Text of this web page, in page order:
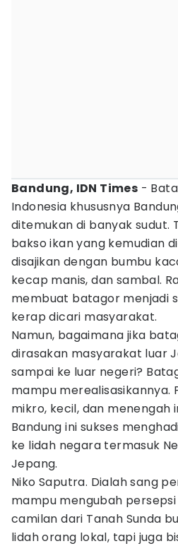
Bandung, IDN Times -
Indonesia khususnya
ditemukan di banyak sudut.
bakso ikan yang kemudian
disajikan dengan bumbu
kecap manis, dan sambal.
membuat batagor menjadi
kerap dicari masyarakat.
Namun, bagaimana jika
dirasakan masyarakat luar
sampai ke luar negeri?
mampu merealisasikannya.
mikro, kecil, dan menengah
Bandung ini sukses
ke lidah negara termasuk
Jepang.
Niko Saputra. Dialah sang
mampu mengubah
camilan dari Tanah Sunda
lidah orang lokal, tapi juga